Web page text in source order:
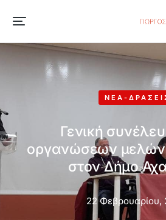
ΝΈΑ-
Γενική
οργανώσεων μελών
στον Δήμο
22 Φεβρουαρίου,